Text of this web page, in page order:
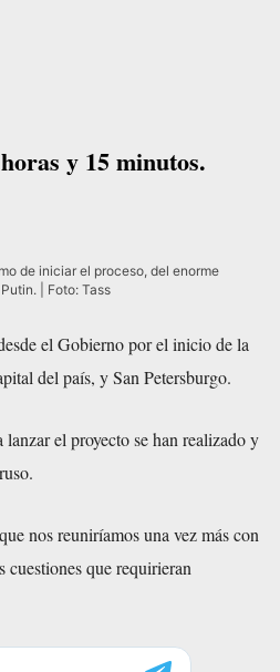
y 15 minutos.
de iniciar el proceso, del enorme
| Foto: Tass
el Gobierno por el inicio de la
del país, y San Petersburgo.
lanzar el proyecto se han realizado y
nos reuniríamos una vez más con
cuestiones que requirieran